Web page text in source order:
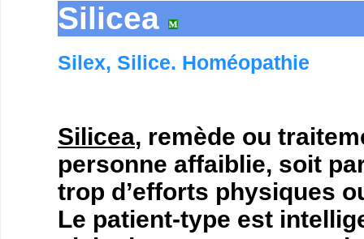
Silicea
Silex, Silice. Homéopathie
Silicea, remède ou
personne affaiblie, soit
trop d’efforts physiques
Le patient-type est